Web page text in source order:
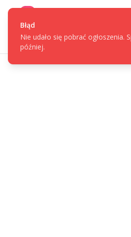
Błąd
Nie udało się pobrać ogłoszenia.
później.